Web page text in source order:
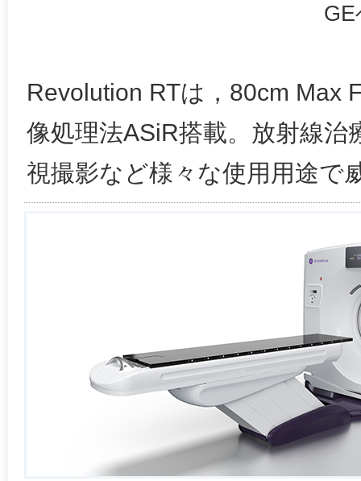
Revolution RTは，80cm Max
像処理法ASiR搭載。放射線治
視撮影など様々な使用用途で